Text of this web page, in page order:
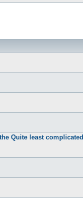
Quite least complicated